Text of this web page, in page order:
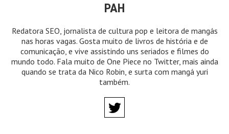
PAH
Redatora SEO, jornalista de cultura pop e leitora de mangás
nas horas vagas. Gosta muito de livros de história e de
comunicação, e vive assistindo uns seriados e filmes do
mundo todo. Fala muito de One Piece no Twitter, mais ainda
quando se trata da Nico Robin, e surta com mangá yuri
também.